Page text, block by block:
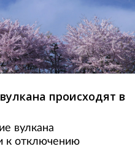
происходят в
вулкана
к отключению